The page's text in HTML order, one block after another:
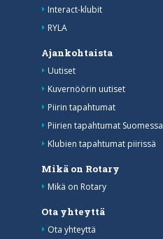
Interact-klubit
RYLA
Ajankohtaista
Uutiset
Kuvernöörin uutiset
Piirin tapahtumat
Piirien tapahtumat Suomessa
Klubien tapahtumat piirissä
Mikä on Rotary
Mikä on Rotary
Ota yhteyttä
Ota yhteyttä